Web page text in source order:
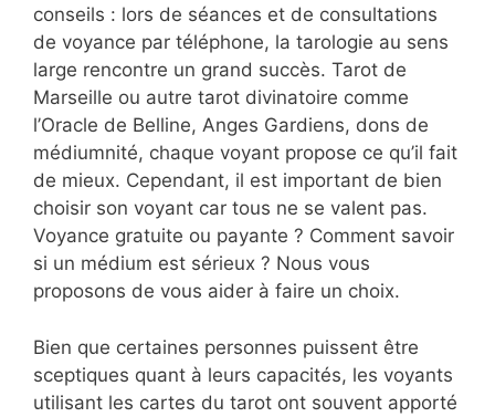
conseils : lors de séances et de consultations
de voyance par téléphone, la tarologie au sens
large rencontre un grand succès. Tarot de
Marseille ou autre tarot divinatoire comme
l’Oracle de Belline, Anges Gardiens, dons de
médiumnité, chaque voyant propose ce qu’il fait
de mieux. Cependant, il est important de bien
choisir son voyant car tous ne se valent pas.
Voyance gratuite ou payante ? Comment savoir
si un médium est sérieux ? Nous vous
proposons de vous aider à faire un choix.
Bien que certaines personnes puissent être
sceptiques quant à leurs capacités, les voyants
utilisant les cartes du tarot ont souvent apporté